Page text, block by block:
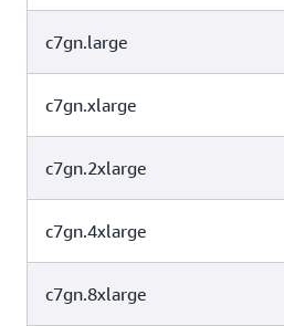
级存储。
在 c7g.16xlarge、c7g.metal、
组合）提供支持
所有实例均具有如下规格：
定制的AWS Graviton3 处理器
增强型联网
vCPU
1 2
c7gn.large
vCPU
2 4
c7gn.xlarge
vCPU
4 8
c7gn.2xlarge
vCPU
c7gn.4xlarge
vCPU
c7gn.8xlarge